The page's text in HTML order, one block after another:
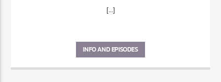
[...]
INFO AND EPISODES